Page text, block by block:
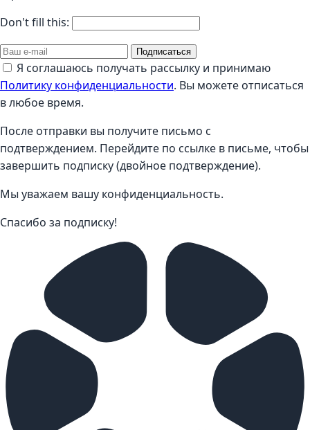
Don't fill this:
Подписаться
Я соглашаюсь получать рассылку и принимаю
Политику конфиденциальности. Вы можете отписаться
в любое время.
После отправки вы получите письмо с
подтверждением. Перейдите по ссылке в письме, чтобы
завершить подписку (двойное подтверждение).
Мы уважаем вашу конфиденциальность.
Спасибо за подписку!